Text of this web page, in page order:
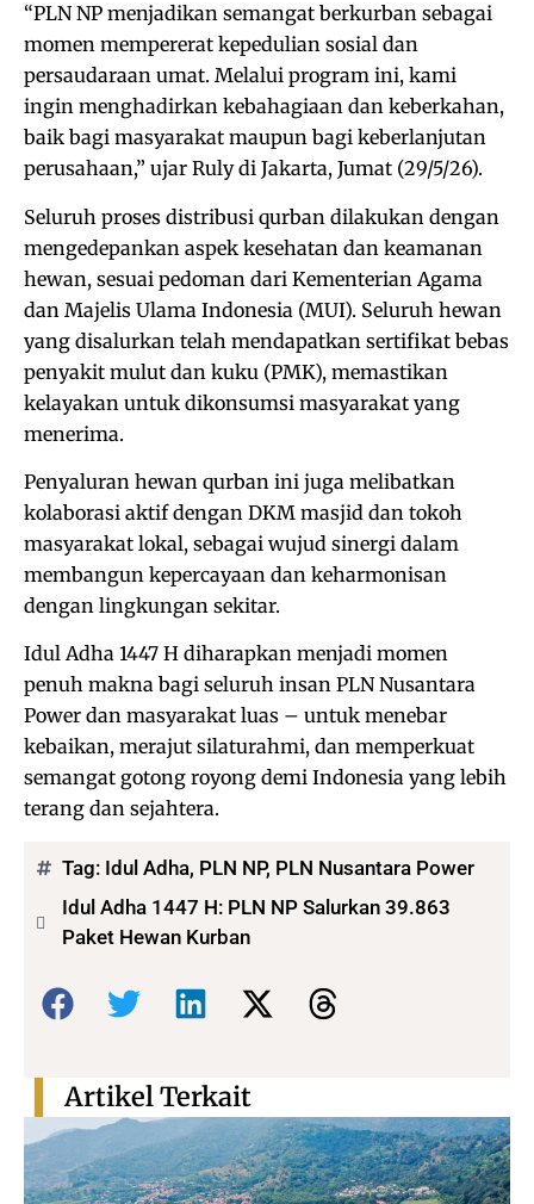
“PLN NP menjadikan semangat berkurban sebagai
momen mempererat kepedulian sosial dan
persaudaraan umat. Melalui program ini, kami
ingin menghadirkan kebahagiaan dan keberkahan,
baik bagi masyarakat maupun bagi keberlanjutan
perusahaan,” ujar Ruly di Jakarta, Jumat (29/5/26).
Seluruh proses distribusi qurban dilakukan dengan
mengedepankan aspek kesehatan dan keamanan
hewan, sesuai pedoman dari Kementerian Agama
dan Majelis Ulama Indonesia (MUI). Seluruh hewan
yang disalurkan telah mendapatkan sertifikat bebas
penyakit mulut dan kuku (PMK), memastikan
kelayakan untuk dikonsumsi masyarakat yang
menerima.
Penyaluran hewan qurban ini juga melibatkan
kolaborasi aktif dengan DKM masjid dan tokoh
masyarakat lokal, sebagai wujud sinergi dalam
membangun kepercayaan dan keharmonisan
dengan lingkungan sekitar.
Idul Adha 1447 H diharapkan menjadi momen
penuh makna bagi seluruh insan PLN Nusantara
Power dan masyarakat luas – untuk menebar
kebaikan, merajut silaturahmi, dan memperkuat
semangat gotong royong demi Indonesia yang lebih
terang dan sejahtera.
Tag: Idul Adha, PLN NP, PLN Nusantara Power
Idul Adha 1447 H: PLN NP Salurkan 39.863
Paket Hewan Kurban
Bagikan:
Artikel Terkait